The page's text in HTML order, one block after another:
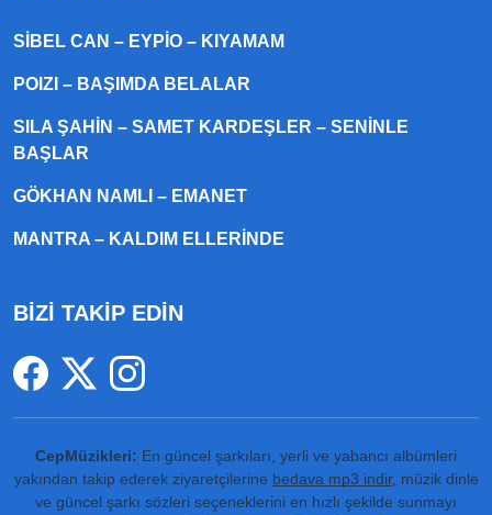
SIBEL CAN – EYPIO – KIYAMAM
POIZI – BAŞIMDA BELALAR
SILA ŞAHIN – SAMET KARDEŞLER – SENINLE
BAŞLAR
GÖKHAN NAMLI – EMANET
MANTRA – KALDIM ELLERINDE
BİZİ TAKİP EDİN
CepMüzikleri: En güncel şarkıları, yerli ve yabancı albümleri
yakından takip ederek ziyaretçilerine bedava mp3 indir, müzik dinle
ve güncel şarkı sözleri seçeneklerini en hızlı şekilde sunmayı